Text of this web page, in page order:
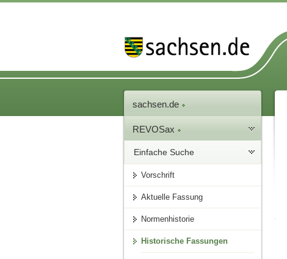
sachsen.de
REVOSax
Einfache Suche
Vorschrift
Aktuelle Fassung
Normenhistorie
Historische Fassungen